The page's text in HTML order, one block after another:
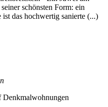
schönsten Form: ein
das hochwertig sanierte (...)